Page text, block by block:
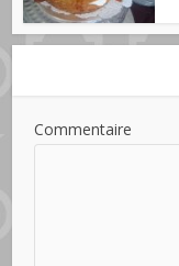
Commentaire